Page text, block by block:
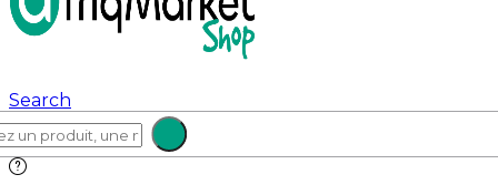
Search